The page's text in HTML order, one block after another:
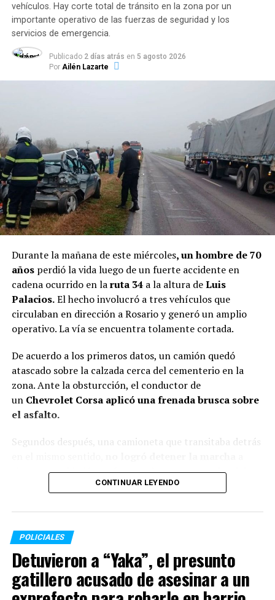
Los oficiales que salvaron al perrito
TEMAS RELACIONADOS:
SIGUENTE
Nuevo ataque a tiros contra la transmisora de LT3 en
ANTERIOR
Detuvieron a Marcelo Corazza, el primer ganador de
Gran Hermano, en el marco de una investigación sobre
corrupción de menores
vehículos. Hay corte total de tránsito en la zona por un
importante operativo de las fuerzas de seguridad y los
servicios de emergencia.
Publicado 2 días atrás en 5 agosto 2026
Por Ailén Lazarte
Durante la mañana de este miércoles, un hombre de 70
años perdió la vida luego de un fuerte accidente en
cadena ocurrido en laruta 34 a la altura deLuis
Palacios.El hecho involucró a tres vehículos que
circulaban en dirección a Rosario y generó un amplio
operativo. La vía se encuentra tolamente cortada.
De acuerdo a los primeros datos, un camión quedó
atascado sobre la calzada cerca del cementerio en la
zona. Ante la obsturcción, el conductor de
un Chevrolet Corsa aplicó una frenada brusca sobre
el asfalto.
Segundos después, una camioneta que transitaba detrás
tiempo y embistió con fuerza a la parte posterior del
automóvil. En la misma maniobra, un tercer vehículo
último no presentaron lesiones de gravedad.
A causa del fuerte golpe, el conductor del Chevrolet
Corsa perdió la vida. La totalidad de las personas
involucradas en elsiniestro vial residen en esa misma
localidad.
CONTINUAR LEYENDO
POLICIALES
Detuvieron a “Yaka”, el presunto
gatillero acusado de asesinar a un